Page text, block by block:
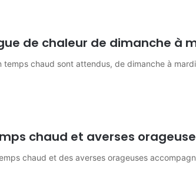
de chaleur de dimanche à
temps chaud sont attendus, de dimanche à
chaud et averses
chaud et des averses orageuses